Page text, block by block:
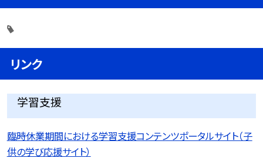
リンク
学習支援
臨時休業期間における学習支援コンテンツポータルサイト（子
供の学び応援サイト）